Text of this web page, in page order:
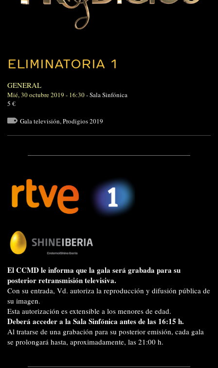
ELIMINATORIA 1
GENERAL
Mié, 30 octubre 2019 - 16:30-Sala Sinfónica
5 €
Gala televisión,Prodigios 2019
El CCMD le informa que la gala será grabada para su
posterior retransmisión televisiva.
Con su entrada, Vd. autoriza la reproducción y difusión pública de
su imagen.
Esta autorización es extensible a los menores de edad.
Deberá acceder a la Sala Sinfónica antes de las 16:15 h.
Al tratarse de una grabación para su posterior emisión, cada gala
se prolongará hasta, aproximadamente, las 21:00 h.